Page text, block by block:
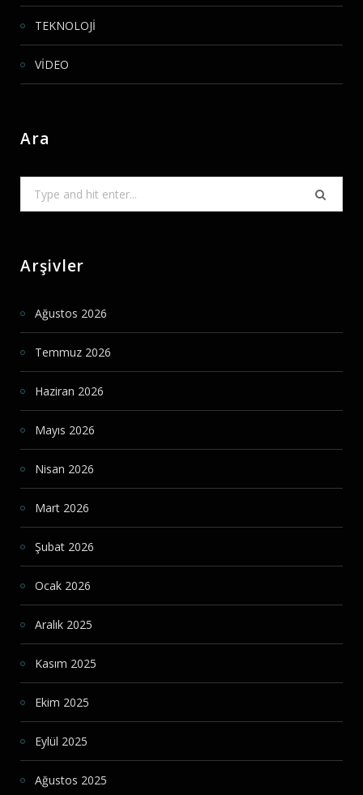
TEKNOLOJİ
VİDEO
Ara
for:
Arşivler
Ağustos 2026
Temmuz 2026
Haziran 2026
Mayıs 2026
Nisan 2026
Mart 2026
Şubat 2026
Ocak 2026
Aralık 2025
Kasım 2025
Ekim 2025
Eylül 2025
Ağustos 2025